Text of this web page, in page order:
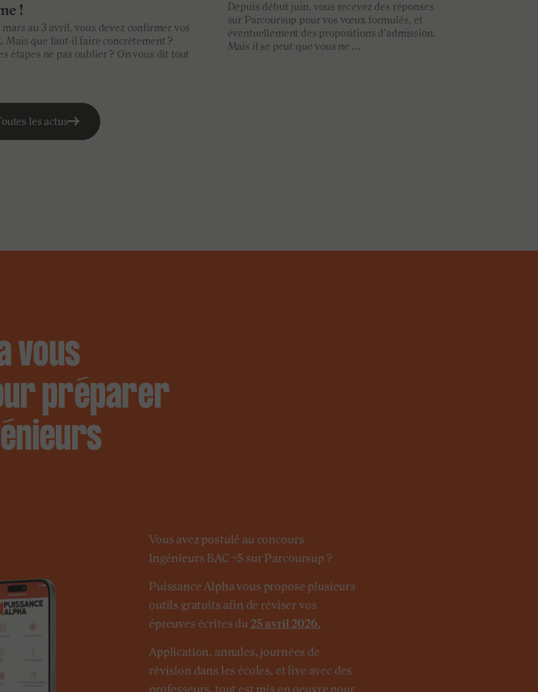
!
mars au 3 avril, vous devez confirmer vos
Mais que faut-il faire concrètement ?
étapes ne pas oublier ? On vous dit tout
Depuis début juin, vous recevez des réponses
sur Parcoursup pour vos vœux formulés, et
éventuellement des propositions d’admission.
Mais il se peut que vous ne ...
les actus
vous
préparer
Vous avez postulé au concours
Ingénieurs BAC +5 sur Parcoursup ?
Puissance Alpha vous propose plusieurs
outils gratuits afin de réviser vos
épreuves écrites du 25 avril 2026.
Application, annales, journées de
révision dans les écoles, et live avec des
professeurs, tout est mis en oeuvre pour